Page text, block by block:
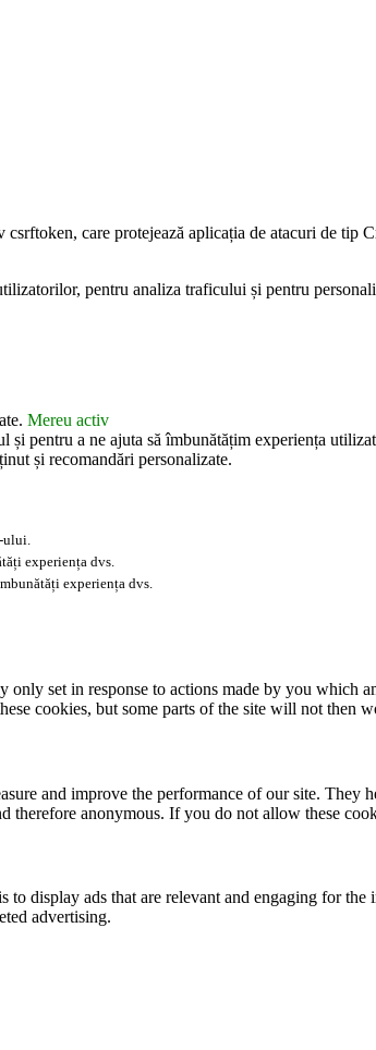
care protejează aplicația de atacuri de
pentru analiza traficului și pentru
Mereu activ
pentru a ne ajuta să îmbunătățim experiența
și recomandări personalizate.
experiența dvs.
experiența dvs.
set in response to actions made by you which
cookies, but some parts of the site will not then
and improve the performance of our site. They
therefore anonymous. If you do not allow these
display ads that are relevant and engaging for
advertising.